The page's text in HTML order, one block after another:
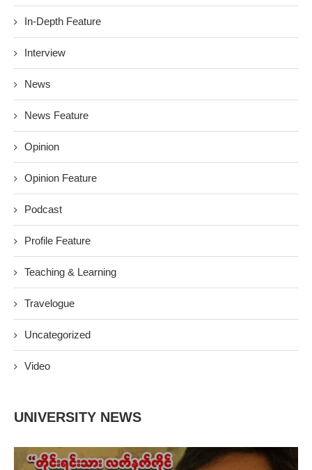
In-Depth Feature
Interview
News
News Feature
Opinion
Opinion Feature
Podcast
Profile Feature
Teaching & Learning
Travelogue
Uncategorized
Video
UNIVERSITY NEWS